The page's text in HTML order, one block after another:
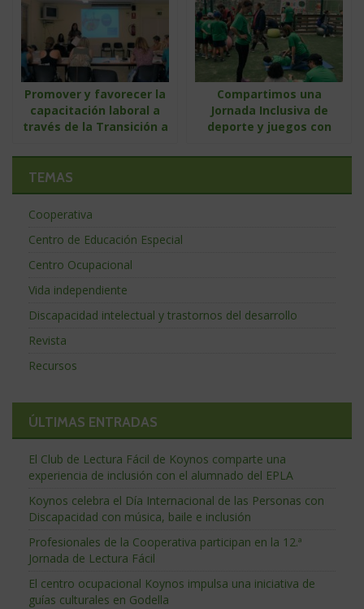
Promover y favorecer la
capacitación laboral a
través de la Transición a
Compartimos una
Jornada Inclusiva de
deporte y juegos con
Godella
TEMAS
Cooperativa
Centro de Educación Especial
Centro Ocupacional
Vida independiente
Discapacidad intelectual y trastornos del desarrollo
Revista
Recursos
ÚLTIMAS ENTRADAS
El Club de Lectura Fácil de Koynos comparte una
experiencia de inclusión con el alumnado del EPLA
Koynos celebra el Día Internacional de las Personas con
Discapacidad con música, baile e inclusión
Profesionales de la Cooperativa participan en la 12.ª
Jornada de Lectura Fácil
El centro ocupacional Koynos impulsa una iniciativa de
guías culturales en Godella